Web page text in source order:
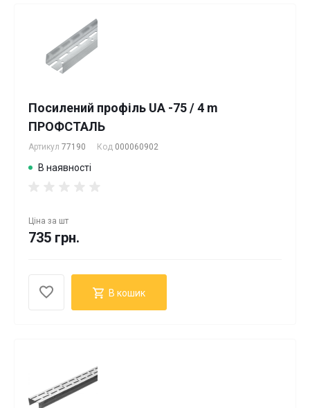
Посилений профіль UA -75 / 4 m
ПРОФСТАЛЬ
Артикул 77190 Код 000060902
В наявності
Ціна за шт
735 грн.
В кошик